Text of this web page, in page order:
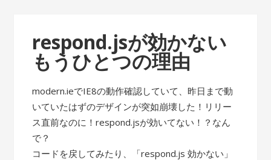
respond.jsが効かない
もうひとつの理由
modern.ieでIE8の動作確認していて、昨日まで動
いていたはずのデザインが突如崩壊した！リリー
ス直前なのに！respond.jsが効いてない！？なん
で？
コードを戻してみたり、「respond.js 効かない」